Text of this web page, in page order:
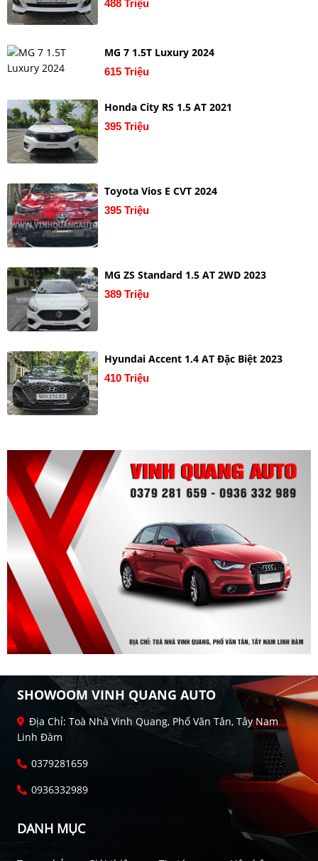
488 Triệu
MG 7 1.5T Luxury 2024
615 Triệu
Honda City RS 1.5 AT 2021
395 Triệu
Toyota Vios E CVT 2024
395 Triệu
MG ZS Standard 1.5 AT 2WD 2023
389 Triệu
Hyundai Accent 1.4 AT Đặc Biệt 2023
410 Triệu
SHOWOOM VINH QUANG AUTO
Địa Chỉ: Toà Nhà Vinh Quang, Phố Văn Tân, Tây Nam
Linh Đàm
0379281659
0936332989
DANH MỤC